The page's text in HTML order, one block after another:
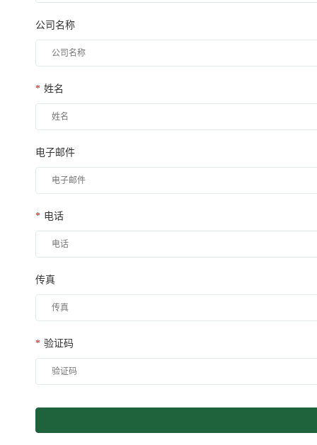
公司名称
* 姓名
电子邮件
* 电话
传真
* 验证码